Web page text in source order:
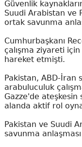
Güvenlik
Suudi Arabistan ve
ortak savunma
Cumhurbaşkanı
çalışma ziyareti
hareket etmişti.
Pakistan, ABD-İran
arabuluculuk
Gazze'de ateşkesin
alanda aktif rol
Pakistan ve Suudi
savunma